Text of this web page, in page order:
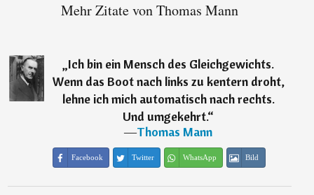
Mehr Zitate von Thomas Mann
„Ich bin ein Mensch des Gleichgewichts.
Wenn das Boot nach links zu kentern droht,
lehne ich mich automatisch nach rechts.
Und umgekehrt.“
―Thomas Mann
Facebook Twitter WhatsApp Bild